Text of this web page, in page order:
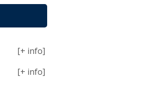
[+ info]
[+ info]